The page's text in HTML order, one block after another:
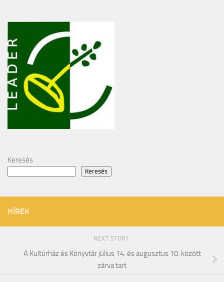
Keresés
Keresés
HÍREK
NEXT STORY
A Kultúrház és Könyvtár július 14. és augusztus 10. között
zárva tart